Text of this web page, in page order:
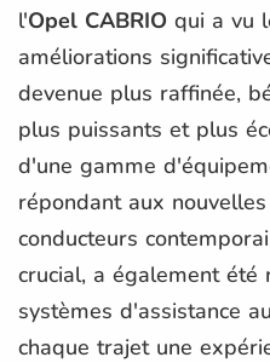
l'Opel CABRIO qui a vu
améliorations
devenue plus raffinée,
plus puissants et plus
d'une gamme
répondant aux
conducteurs
crucial, a également été
systèmes d'assistance
chaque trajet une